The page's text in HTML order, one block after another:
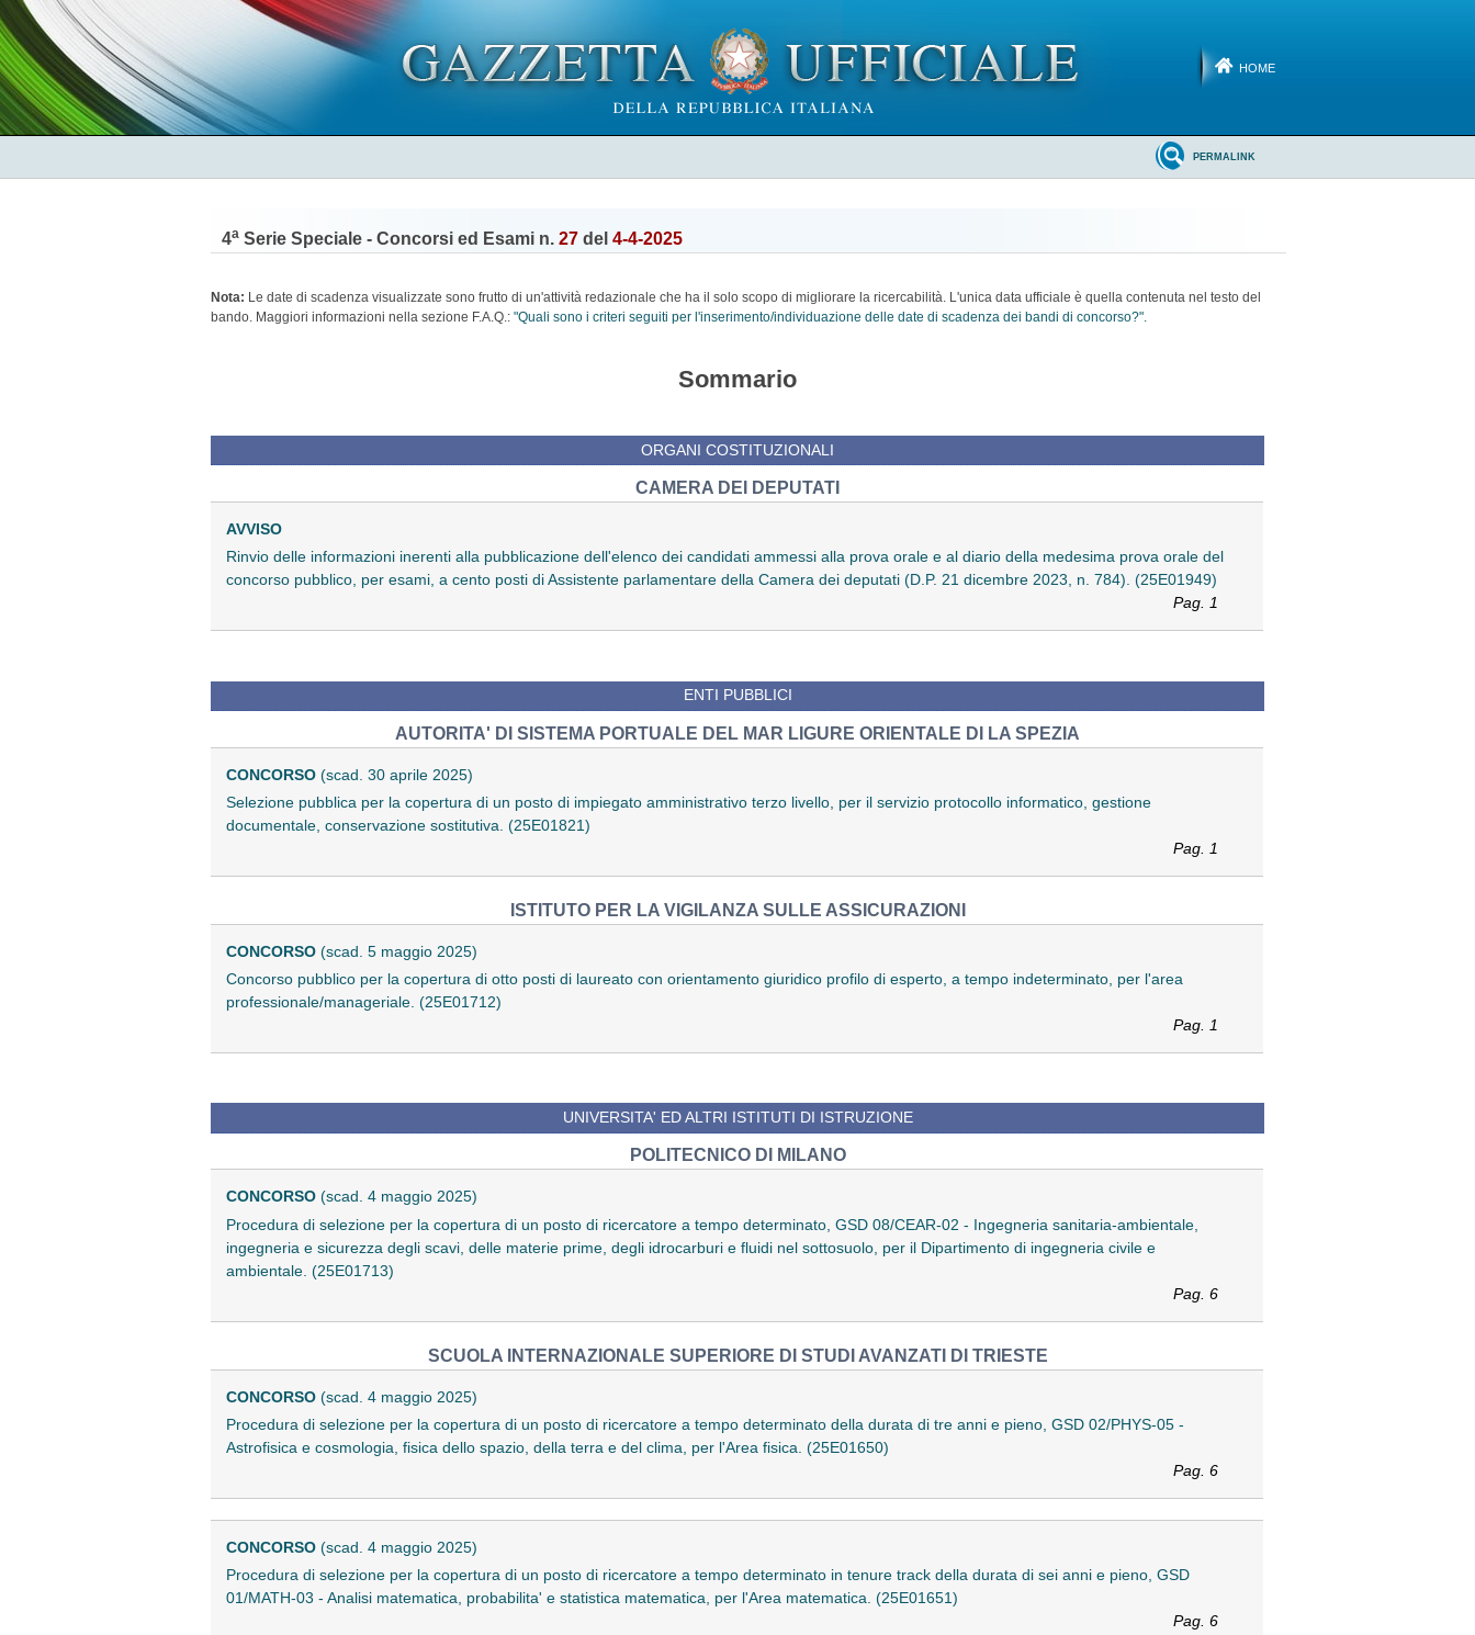
HOME
PERMALINK
4a Serie Speciale - Concorsi ed Esami n. 27 del 4-4-2025
Nota: Le date di scadenza visualizzate sono frutto di un'attività redazionale che ha il solo scopo di migliorare la ricercabilità. L'unica data ufficiale è quella contenuta nel testo del
bando. Maggiori informazioni nella sezione F.A.Q.: "Quali sono i criteri seguiti per l'inserimento/individuazione delle date di scadenza dei bandi di concorso?".
Sommario
ORGANI COSTITUZIONALI
CAMERA DEI DEPUTATI
AVVISO
Rinvio delle informazioni inerenti alla pubblicazione dell'elenco dei candidati ammessi alla prova orale e al diario della medesima prova orale del
concorso pubblico, per esami, a cento posti di Assistente parlamentare della Camera dei deputati (D.P. 21 dicembre 2023, n. 784). (25E01949)
Pag. 1
ENTI PUBBLICI
AUTORITA' DI SISTEMA PORTUALE DEL MAR LIGURE ORIENTALE DI LA SPEZIA
CONCORSO (scad. 30 aprile 2025)
Selezione pubblica per la copertura di un posto di impiegato amministrativo terzo livello, per il servizio protocollo informatico, gestione
documentale, conservazione sostitutiva. (25E01821)
Pag. 1
ISTITUTO PER LA VIGILANZA SULLE ASSICURAZIONI
CONCORSO (scad. 5 maggio 2025)
Concorso pubblico per la copertura di otto posti di laureato con orientamento giuridico profilo di esperto, a tempo indeterminato, per l'area
professionale/manageriale. (25E01712)
Pag. 1
UNIVERSITA' ED ALTRI ISTITUTI DI ISTRUZIONE
POLITECNICO DI MILANO
CONCORSO (scad. 4 maggio 2025)
Procedura di selezione per la copertura di un posto di ricercatore a tempo determinato, GSD 08/CEAR-02 - Ingegneria sanitaria-ambientale,
ingegneria e sicurezza degli scavi, delle materie prime, degli idrocarburi e fluidi nel sottosuolo, per il Dipartimento di ingegneria civile e
ambientale. (25E01713)
Pag. 6
SCUOLA INTERNAZIONALE SUPERIORE DI STUDI AVANZATI DI TRIESTE
CONCORSO (scad. 4 maggio 2025)
Procedura di selezione per la copertura di un posto di ricercatore a tempo determinato della durata di tre anni e pieno, GSD 02/PHYS-05 -
Astrofisica e cosmologia, fisica dello spazio, della terra e del clima, per l'Area fisica. (25E01650)
Pag. 6
CONCORSO (scad. 4 maggio 2025)
Procedura di selezione per la copertura di un posto di ricercatore a tempo determinato in tenure track della durata di sei anni e pieno, GSD
01/MATH-03 - Analisi matematica, probabilita' e statistica matematica, per l'Area matematica. (25E01651)
Pag. 6